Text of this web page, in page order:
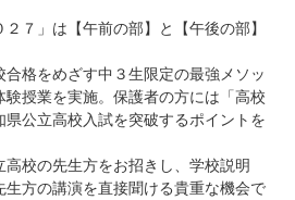
２７」は【午前の部】と【午後の部】
合格をめざす中３生限定の最強メソッ
験授業を実施。保護者の方には「高校
県公立高校入試を突破するポイントを
高校の先生方をお招きし、学校説明
方の講演を直接聞ける貴重な機会で